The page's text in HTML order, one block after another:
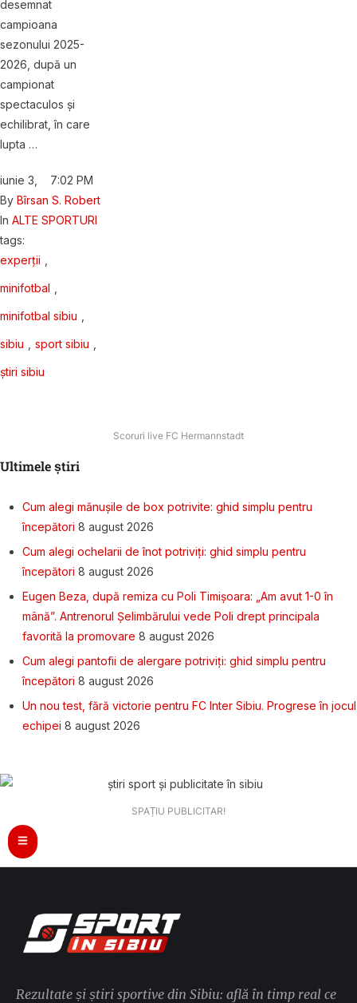
desemnat
campioana
sezonului 2025-
2026, după un
campionat
spectaculos și
echilibrat, în care
lupta …
iunie 3
7:02 PM
By Bîrsan S. Robert
In ALTE SPORTURI
tags:
experții
minifotbal
minifotbal sibiu
sibiu sport sibiu
știri sibiu
Scoruri live FC Hermannstadt
Ultimele știri
Cum alegi mănușile de box potrivite: ghid simplu pentru
începători 8 august 2026
Cum alegi ochelarii de înot potriviți: ghid simplu pentru
începători 8 august 2026
Eugen Beza, după remiza cu Poli Timișoara: „Am avut 1-0 în
mână”. Antrenorul Șelimbărului vede Poli drept principala
favorită la promovare 8 august 2026
Cum alegi pantofii de alergare potriviți: ghid simplu pentru
începători 8 august 2026
Un nou test, fără victorie pentru FC Inter Sibiu. Progrese în jocul
echipei 8 august 2026
SPAȚIU PUBLICITAR!
Rezultate și știri sportive din Sibiu: află în timp real ce